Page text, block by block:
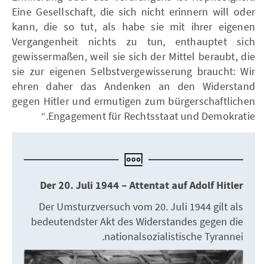
Eine Gesellschaft, die sich nicht erinnern will oder
kann, die so tut, als habe sie mit ihrer eigenen
Vergangenheit nichts zu tun, enthauptet sich
gewissermaßen, weil sie sich der Mittel beraubt, die
sie zur eigenen Selbstvergewisserung braucht: Wir
ehren daher das Andenken an den Widerstand
gegen Hitler und ermutigen zum bürgerschaftlichen
Engagement für Rechtsstaat und Demokratie.“
Der 20. Juli 1944 – Attentat auf Adolf Hitler
Der Umsturzversuch vom 20. Juli 1944 gilt als
bedeutendster Akt des Widerstandes gegen die
nationalsozialistische Tyrannei.